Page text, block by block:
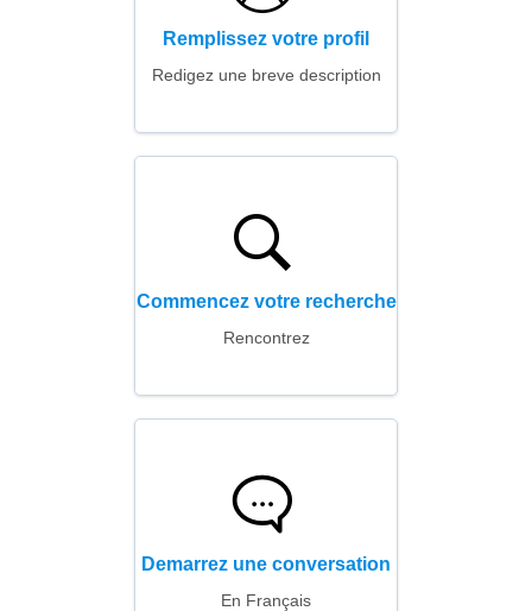
Remplissez votre profil
Redigez une breve description
Commencez votre recherche
Rencontrez
Demarrez une conversation
En Français